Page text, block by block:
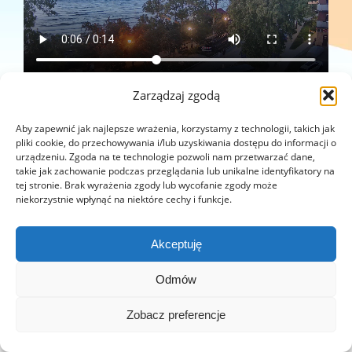
Zarządzaj zgodą
Aby zapewnić jak najlepsze wrażenia, korzystamy z technologii, takich jak
pliki cookie, do przechowywania i/lub uzyskiwania dostępu do informacji o
urządzeniu. Zgoda na te technologie pozwoli nam przetwarzać dane,
takie jak zachowanie podczas przeglądania lub unikalne identyfikatory na
tej stronie. Brak wyrażenia zgody lub wycofanie zgody może
niekorzystnie wpłynąć na niektóre cechy i funkcje.
Akceptuję
Odmów
Zobacz preferencje
Copyright © 2022 Wakacyjny Rewal